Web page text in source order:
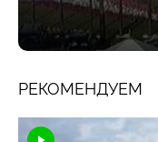
РЕКОМЕНДУЕМ